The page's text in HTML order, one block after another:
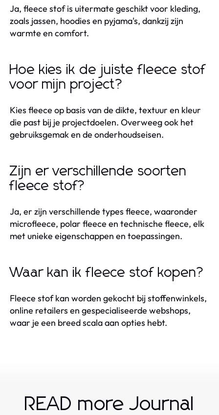
Ja, fleece stof is uitermate geschikt voor kleding,
zoals jassen, hoodies en pyjama's, dankzij zijn
warmte en comfort.
Hoe kies ik de juiste fleece stof
voor mijn project?
Kies fleece op basis van de dikte, textuur en kleur
die past bij je projectdoelen. Overweeg ook het
gebruiksgemak en de onderhoudseisen.
Zijn er verschillende soorten
fleece stof?
Ja, er zijn verschillende types fleece, waaronder
microfleece, polar fleece en technische fleece, elk
met unieke eigenschappen en toepassingen.
Waar kan ik fleece stof kopen?
Fleece stof kan worden gekocht bij stoffenwinkels,
online retailers en gespecialiseerde webshops,
waar je een breed scala aan opties hebt.
READ more Journal